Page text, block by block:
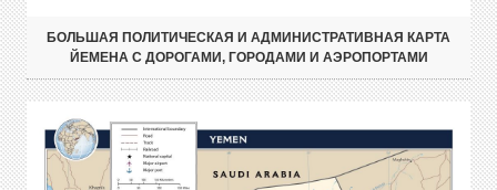
БОЛЬШАЯ ПОЛИТИЧЕСКАЯ И АДМИНИСТРАТИВНАЯ КАРТА
ЙЕМЕНА С ДОРОГАМИ, ГОРОДАМИ И АЭРОПОРТАМИ